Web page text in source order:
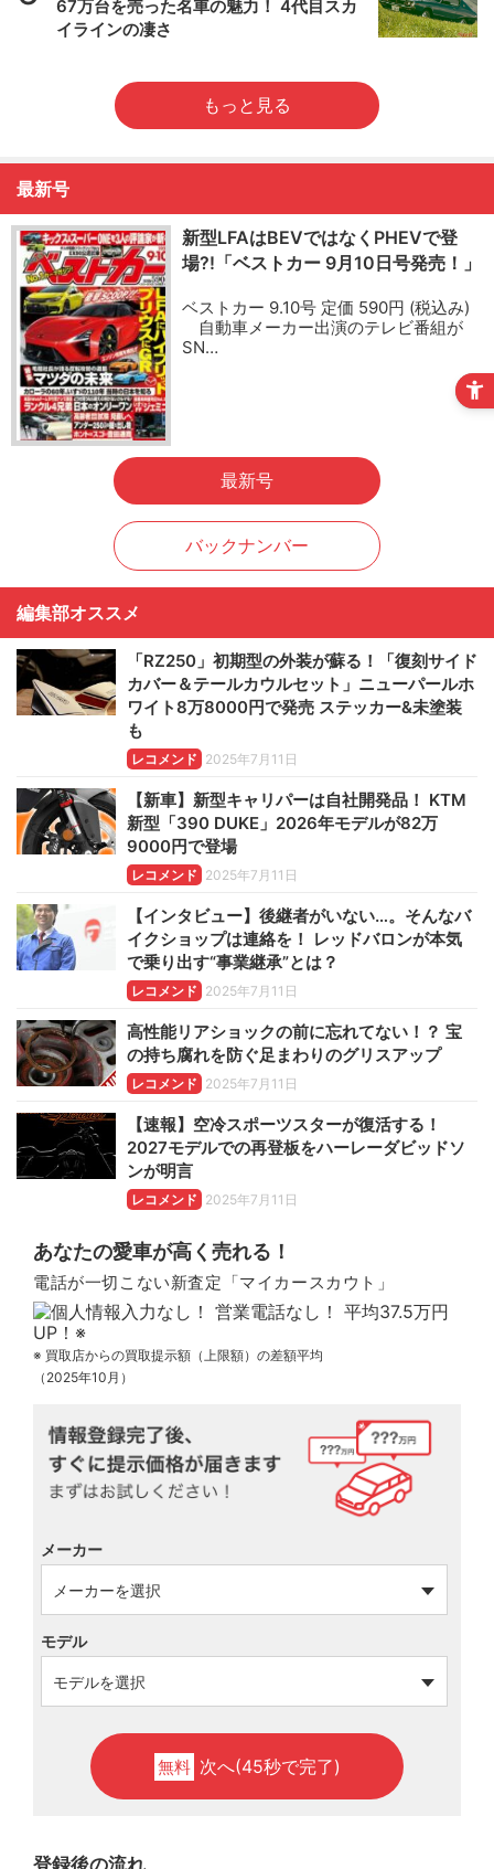
67万台を売った名車の魅力！ 4代目スカ
イラインの凄さ
もっと見る
最新号
新型LFAはBEVではなくPHEVで登
場?!「ベストカー 9月10日号発売！」
ベストカー 9.10号 定価 590円 (税込み)
自動車メーカー出演のテレビ番組が
SN…
最新号
バックナンバー
編集部オススメ
「RZ250」初期型の外装が蘇る！「復刻サイド
カバー＆テールカウルセット」ニューパールホ
ワイト8万8000円で発売 ステッカー&未塗装
も
レコメンド 2025年7月11日
【新車】新型キャリパーは自社開発品！ KTM
新型「390 DUKE」2026年モデルが82万
9000円で登場
レコメンド 2025年7月11日
【インタビュー】後継者がいない…。そんなバ
イクショップは連絡を！ レッドバロンが本気
で乗り出す“事業継承”とは？
レコメンド 2025年7月11日
高性能リアショックの前に忘れてない！？ 宝
の持ち腐れを防ぐ足まわりのグリスアップ
レコメンド 2025年7月11日
【速報】空冷スポーツスターが復活する！
2027モデルでの再登板をハーレーダビッドソ
ンが明言
レコメンド 2025年7月11日
あなたの愛車が高く売れる！
電話が一切こない新査定「マイカースカウト」
※ 買取店からの買取提示額（上限額）の差額平均
（2025年10月）
メーカー
モデル
無料 次へ(45秒で完了)